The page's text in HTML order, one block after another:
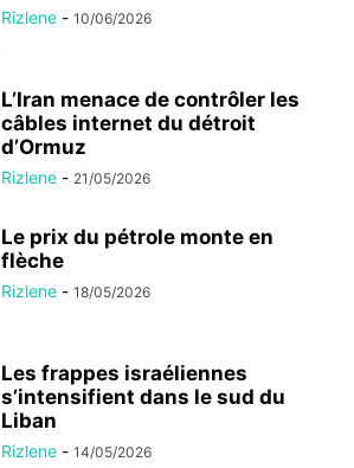
Rizlene - 10/06/2026
L’Iran menace de contrôler les
câbles internet du détroit
d’Ormuz
Rizlene - 21/05/2026
Le prix du pétrole monte en
flèche
Rizlene - 18/05/2026
Les frappes israéliennes
s’intensifient dans le sud du
Liban
Rizlene - 14/05/2026